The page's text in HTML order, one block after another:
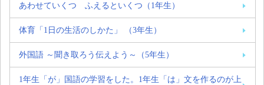
あわせていくつ ふえるといくつ（1年生）
体育「1日の生活のしかた」 （3年生）
外国語 ～聞き取ろう伝えよう～（5年生）
1年生「が」国語の学習をした。1年生「は」文を作るのが上